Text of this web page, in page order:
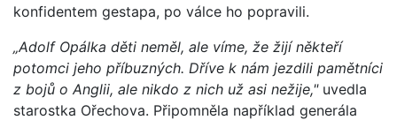
konfidentem gestapa, po válce ho popravili.
„Adolf Opálka děti neměl, ale víme, že žijí někteří
potomci jeho příbuzných. Dříve k nám jezdili pamětníci
z bojů o Anglii, ale nikdo z nich už asi nežije," uvedla
starostka Ořechova. Připomněla například generála